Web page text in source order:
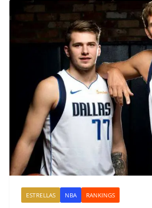
ESTRELLAS NBA RANKINGS